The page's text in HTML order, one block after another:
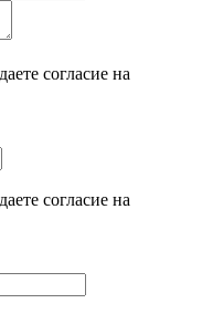
согласие на
согласие на